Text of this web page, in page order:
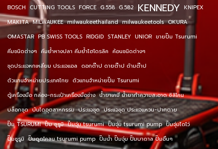
BOSCH CUTTING TOOLS FORCE G.558 G.582 KENNEDY KNIPEX
MAKITA MILWAUKEE milwaukeethailand milwaukeetools OKURA
OMASTAR PB SWISS TOOLS RIDGID STANLEY UNIOR ขายปั๊ม Tsurumi
คีมชนิดต่างๆ คีมย้ำหางปลา คีมย้ำไฮโดรลิค ค้อนชนิดต่างๆ
ชุดประแจหกเหลี่ยม ประแจแอล ดอกต๊าป ดายต๊าป ด้ามต๊าป
ตัวแทนจำหน่ายประเทศไทย ตัวแทนจำหน่ายปั๊ม Tsurumi
ตู้เครื่องมือ กล่อง-กระเป๋าเครื่องมือช่าง น้ำยาเคมี น้ำยาทำความสะอาด ซิลิโคน
บล็อกชุด บันไดอุตสาหกรรม ประแจชุด ประแจชุด ประแจแหวน-ปากตาย
ปั๊ม TSURUMI ปั๊ม ซูรูมิ ปั๊มจุ่ม tsurumi ปั๊มจุ่ม tsurumi pump ปั๊มจุ่มไดโว่
ปั๊มซูรูมิ ปั๊มดูดโคลน tsurumi pump ปั๊มน้ำ ปั๊มจุ่ม ปั๊มบาดาล ปั๊มอื่นๆ